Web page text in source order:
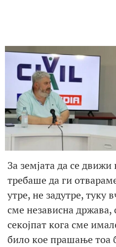
За земјата да се
требаше да ги
утре, не задутре, туку
сме независна
секојпат кога сме
било кое прашање тоа